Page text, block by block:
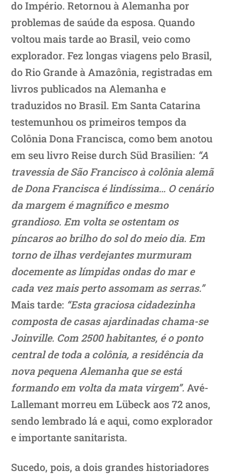
do Império. Retornou à Alemanha por
problemas de saúde da esposa. Quando
voltou mais tarde ao Brasil, veio como
explorador. Fez longas viagens pelo Brasil,
do Rio Grande à Amazônia, registradas em
livros publicados na Alemanha e
traduzidos no Brasil. Em Santa Catarina
testemunhou os primeiros tempos da
Colônia Dona Francisca, como bem anotou
em seu livro Reise durch Süd Brasilien: “A
travessia de São Francisco à colônia alemã
de Dona Francisca é lindíssima… O cenário
da margem é magnífico e mesmo
grandioso. Em volta se ostentam os
píncaros ao brilho do sol do meio dia. Em
torno de ilhas verdejantes murmuram
docemente as límpidas ondas do mar e
cada vez mais perto assomam as serras.”
Mais tarde: “Esta graciosa cidadezinha
composta de casas ajardinadas chama-se
Joinville. Com 2500 habitantes, é o ponto
central de toda a colônia, a residência da
nova pequena Alemanha que se está
formando em volta da mata virgem”.Avé-
Lallemant morreu em Lübeck aos 72 anos,
sendo lembrado lá e aqui, como explorador
e importante sanitarista.
Sucedo, pois, a dois grandes historiadores